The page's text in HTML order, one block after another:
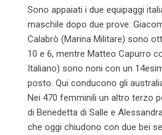
Sono appaiati i due equipaggi
maschile dopo due prove:
Calabrò (Marina Militare) sono
10 e 6, mentre Matteo Capurro
Italiano) sono noni con un
posto. Qui conducono gli
Nei 470 femminili un altro terzo
di Benedetta di Salle e
che oggi chiudono con due bei